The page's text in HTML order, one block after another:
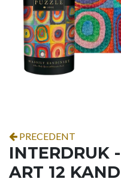
PRECEDENT
INTERDRUK
ART 12